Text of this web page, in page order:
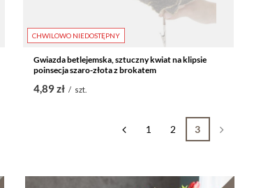
CHWILOWO NIEDOSTĘPNY
Gwiazda betlejemska, sztuczny kwiat na klipsie
poinsecja szaro-złota z brokatem
4,89 zł / szt.
1 2 3